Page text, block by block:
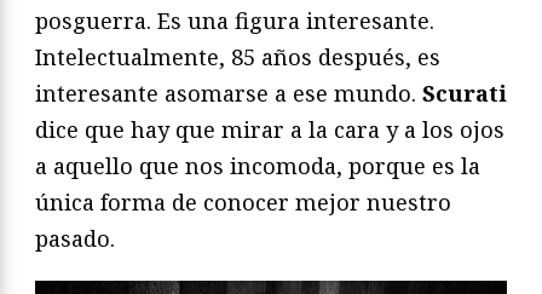
posguerra. Es una figura interesante.
Intelectualmente, 85 años después, es
interesante asomarse a ese mundo. Scurati
dice que hay que mirar a la cara y a los ojos
a aquello que nos incomoda, porque es la
única forma de conocer mejor nuestro
pasado.